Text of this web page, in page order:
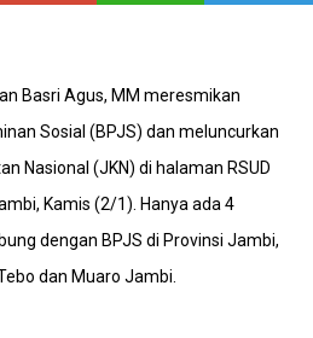
Basri Agus, MM meresmikan
Sosial (BPJS) dan meluncurkan
Nasional (JKN) di halaman RSUD
Kamis (2/1). Hanya ada 4
dengan BPJS di Provinsi Jambi,
dan Muaro Jambi.